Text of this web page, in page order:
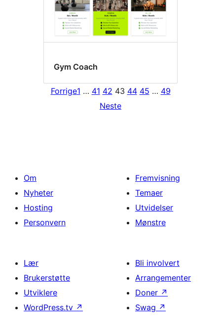
Gym Coach
Forrige1 … 41 42 43 44 45 … 49
Neste
Om
Nyheter
Hosting
Personvern
Fremvisning
Temaer
Utvidelser
Mønstre
Lær
Brukerstøtte
Utviklere
WordPress.tv ↗
Bli involvert
Arrangementer
Doner ↗
Swag ↗